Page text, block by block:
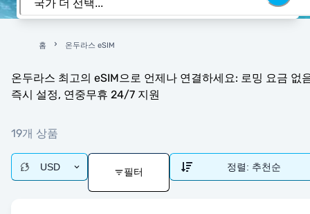
홈 온두라스 eSIM
온두라스 최고의 eSIM으로 언제나 연결하세요: 로밍 요금 없
즉시 설정, 연중무휴 24/7 지원
19개 상품
USD 필터 정렬: 추천순